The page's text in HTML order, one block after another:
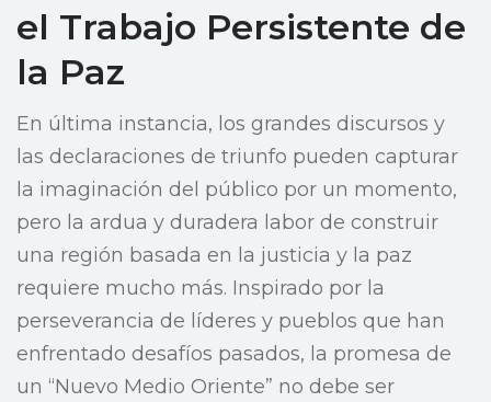
el Trabajo Persistente de
la Paz
En última instancia, los grandes discursos y
las declaraciones de triunfo pueden capturar
la imaginación del público por un momento,
pero la ardua y duradera labor de construir
una región basada en la justicia y la paz
requiere mucho más. Inspirado por la
perseverancia de líderes y pueblos que han
enfrentado desafíos pasados, la promesa de
un “Nuevo Medio Oriente” no debe ser